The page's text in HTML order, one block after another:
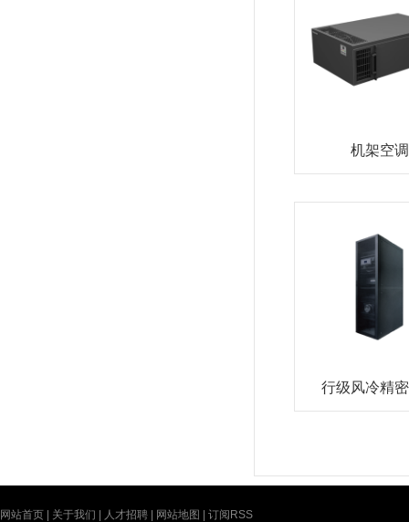
机架空调
行级风冷精
网站首页 关于我们 人才招聘 网站地图
订阅RSS